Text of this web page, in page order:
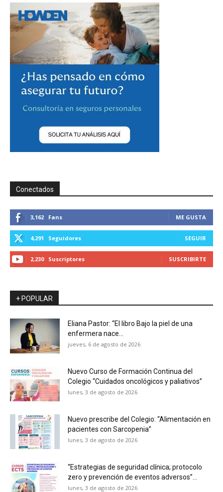
Conectados
3,162 Fans ME GUSTA
4,291 Seguidores SEGUIR
2,230 Suscriptores SUSCRIBIRTE
+ POPULAR
Eliana Pastor: “El libro Bajo la piel de una
enfermera nace...
jueves, 6 de agosto de 2026
Nuevo Curso de Formación Continua del
Colegio “Cuidados oncológicos y paliativos”
lunes, 3 de agosto de 2026
Nuevo prescribe del Colegio: “Alimentación en
pacientes con Sarcopenia”
lunes, 3 de agosto de 2026
“Estrategias de seguridad clínica; protocolo
zero y prevención de eventos adversos”...
lunes, 3 de agosto de 2026